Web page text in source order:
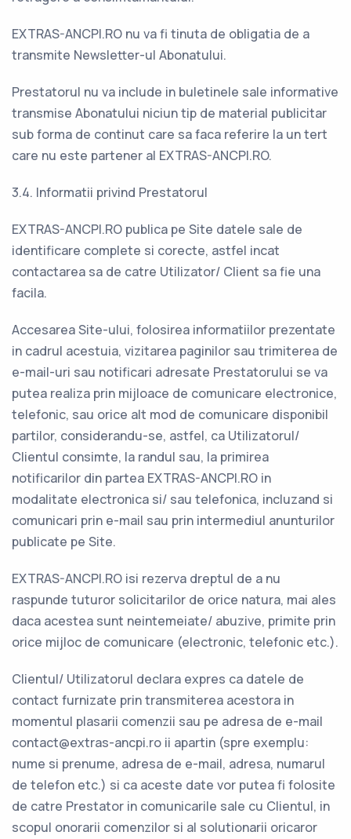
EXTRAS-ANCPI.RO nu va fi tinuta de obligatia de a
transmite Newsletter-ul Abonatului.
Prestatorul nu va include in buletinele sale informative
transmise Abonatului niciun tip de material publicitar
sub forma de continut care sa faca referire la un tert
care nu este partener al EXTRAS-ANCPI.RO.
3.4. Informatii privind Prestatorul
EXTRAS-ANCPI.RO publica pe Site datele sale de
identificare complete si corecte, astfel incat
contactarea sa de catre Utilizator/ Client sa fie una
facila.
Accesarea Site-ului, folosirea informatiilor prezentate
in cadrul acestuia, vizitarea paginilor sau trimiterea de
e-mail-uri sau notificari adresate Prestatorului se va
putea realiza prin mijloace de comunicare electronice,
telefonic, sau orice alt mod de comunicare disponibil
partilor, considerandu-se, astfel, ca Utilizatorul/
Clientul consimte, la randul sau, la primirea
notificarilor din partea EXTRAS-ANCPI.RO in
modalitate electronica si/ sau telefonica, incluzand si
comunicari prin e-mail sau prin intermediul anunturilor
publicate pe Site.
EXTRAS-ANCPI.RO isi rezerva dreptul de a nu
raspunde tuturor solicitarilor de orice natura, mai ales
daca acestea sunt neintemeiate/ abuzive, primite prin
orice mijloc de comunicare (electronic, telefonic etc.).
Clientul/ Utilizatorul declara expres ca datele de
contact furnizate prin transmiterea acestora in
momentul plasarii comenzii sau pe adresa de e-mail
contact@extras-ancpi.ro ii apartin (spre exemplu:
nume si prenume, adresa de e-mail, adresa, numarul
de telefon etc.) si ca aceste date vor putea fi folosite
de catre Prestator in comunicarile sale cu Clientul, in
scopul onorarii comenzilor si al solutionarii oricaror